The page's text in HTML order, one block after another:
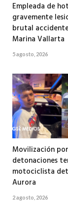
Empleada de
gravemente
brutal
Marina Vallarta
5 agosto, 2026
Movilización
detonaciones
motociclista
Aurora
2 agosto, 2026